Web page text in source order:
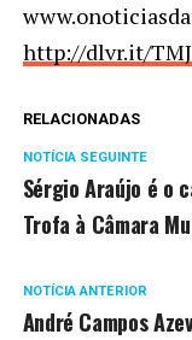
http://dlvr.it/
RELACIONADAS
NOTÍCIA SEGUINTE
Sérgio Araújo é o
Trofa à Câmara
NOTÍCIA ANTERIOR
André Campos